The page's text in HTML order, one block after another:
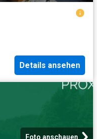
Details ansehen
Foto anschauen